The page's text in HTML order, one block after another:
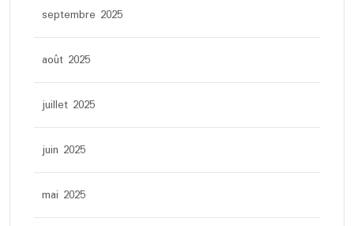
septembre 2025
août 2025
juillet 2025
juin 2025
mai 2025